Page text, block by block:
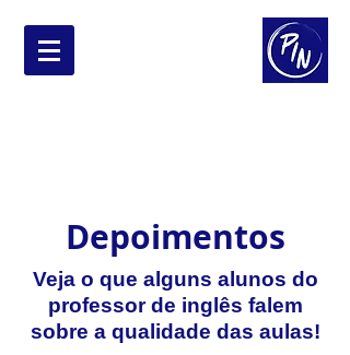
Depoimentos
Veja o que alguns alunos do
professor de inglês falem
sobre a qualidade das aulas!